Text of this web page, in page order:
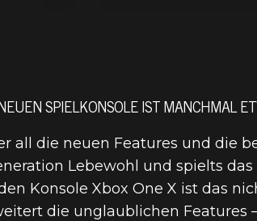
SPIELKONSOLE IST MANCHMAL
all die neuen Features und die
Lebewohl und spielts
Konsole Xbox One X ist das
die unglaublichen Features